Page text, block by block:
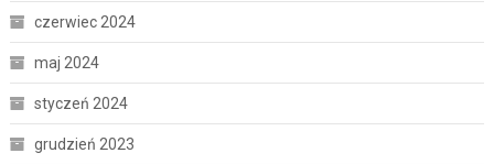
czerwiec 2024
maj 2024
styczeń 2024
grudzień 2023